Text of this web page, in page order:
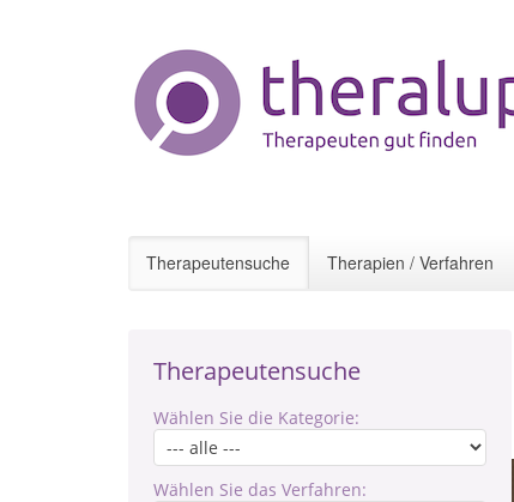
Therapeutensuche Therapien / Verfahren
Therapeutensuche
Wählen Sie die Kategorie:
Wählen Sie das Verfahren: